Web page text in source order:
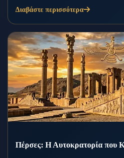
Διαβάστε περισσότερα
Πέρσες: Η Αυτοκρατορία που